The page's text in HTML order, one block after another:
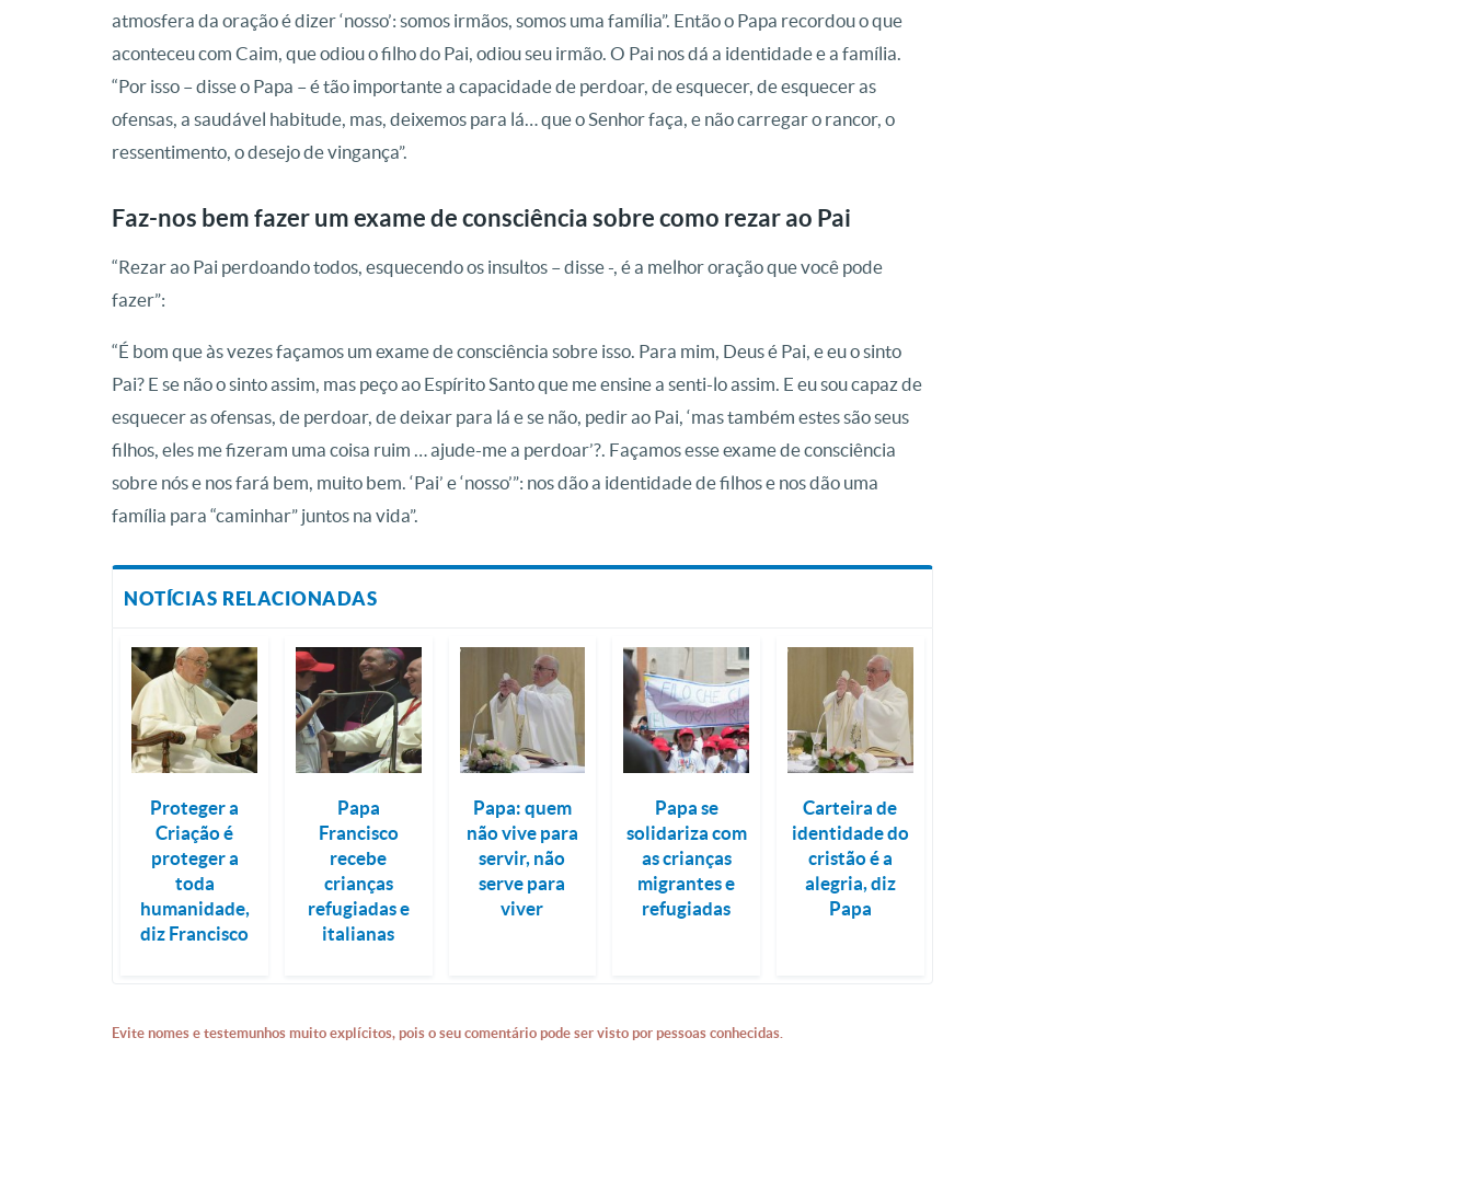
atmosfera da oração é dizer ‘nosso’: somos irmãos, somos uma família”. Então o Papa recordou o que
aconteceu com Caim, que odiou o filho do Pai, odiou seu irmão. O Pai nos dá a identidade e a família.
“Por isso – disse o Papa – é tão importante a capacidade de perdoar, de esquecer, de esquecer as
ofensas, a saudável habitude, mas, deixemos para lá… que o Senhor faça, e não carregar o rancor, o
ressentimento, o desejo de vingança”.
Faz-nos bem fazer um exame de consciência sobre como rezar ao Pai
“Rezar ao Pai perdoando todos, esquecendo os insultos – disse -, é a melhor oração que você pode
fazer”:
“É bom que às vezes façamos um exame de consciência sobre isso. Para mim, Deus é Pai, e eu o sinto
Pai? E se não o sinto assim, mas peço ao Espírito Santo que me ensine a senti-lo assim. E eu sou capaz de
esquecer as ofensas, de perdoar, de deixar para lá e se não, pedir ao Pai, ‘mas também estes são seus
filhos, eles me fizeram uma coisa ruim … ajude-me a perdoar’?. Façamos esse exame de consciência
sobre nós e nos fará bem, muito bem. ‘Pai’ e ‘nosso’”: nos dão a identidade de filhos e nos dão uma
família para “caminhar” juntos na vida”.
NOTÍCIAS RELACIONADAS
Proteger a
Criação é
proteger a
toda
humanidade,
diz Francisco
Papa
Francisco
recebe
crianças
refugiadas e
italianas
Papa: quem
não vive para
servir, não
serve para
viver
Papa se
solidariza com
as crianças
migrantes e
refugiadas
Carteira de
identidade do
cristão é a
alegria, diz
Papa
Evite nomes e testemunhos muito explícitos, pois o seu comentário pode ser visto por pessoas conhecidas.